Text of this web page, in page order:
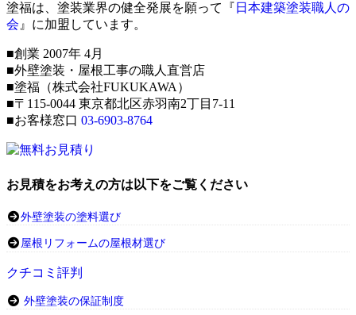
塗福は、塗装業界の健全発展を願って『 日本建築塗装職人の
会 』に加盟しています。
■創業 2007年 4月
■外壁塗装・屋根工事の職人直営店
■塗福（株式会社FUKUKAWA）
■〒115-0044 東京都北区赤羽南2丁目7-11
■お客様窓口 03-6903-8764
お見積をお考えの方は以下をご覧ください
外壁塗装の塗料選び
屋根リフォームの屋根材選び
クチコミ評判
外壁塗装の保証制度